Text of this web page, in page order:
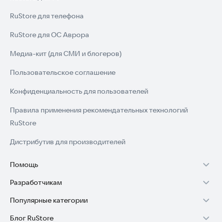
Получайте скидки и акции в магазинах!
RuStore для телефона
RuStore для ОС Аврора
Медиа-кит (для СМИ и блогеров)
Пользовательское соглашение
Конфиденциальность для пользователей
Правила применения рекомендательных технологий
RuStore
Дистрибутив для производителей
Помощь
Установка RuStore на TV
Установка RuStore на телефон
Разработчикам
Зарабатывать с RuStore
Популярные категории
Игры для Android
Блог RuStore